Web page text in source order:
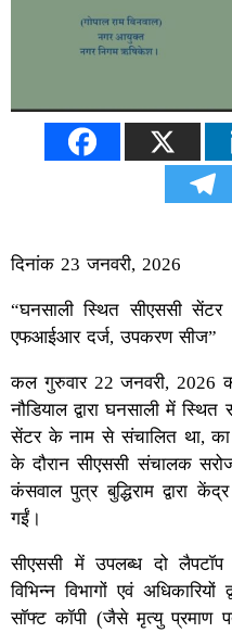
दिनांक 23 जनवरी, 2026
“घनसाली स्थित सीएससी सेंटर
एफआईआर दर्ज, उपकरण सीज”
कल गुरुवार 22 जनवरी, 2026
नौडियाल द्वारा घनसाली में
सेंटर के नाम से संचालित था, का
के दौरान सीएससी संचालक
कंसवाल पुत्र बुद्धिराम द्वारा
गईं।
सीएससी में उपलब्ध दो
विभिन्न विभागों एवं अधिकारियों
सॉफ्ट कॉपी (जैसे मृत्यु प्रमाण